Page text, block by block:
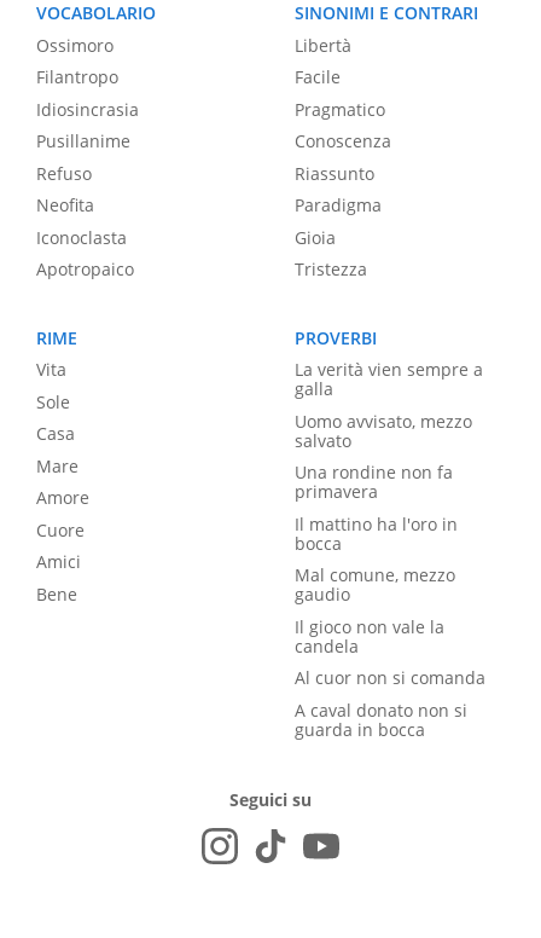
VOCABOLARIO
Ossimoro
Filantropo
Idiosincrasia
Pusillanime
Refuso
Neofita
Iconoclasta
Apotropaico
SINONIMI E CONTRARI
Libertà
Facile
Pragmatico
Conoscenza
Riassunto
Paradigma
Gioia
Tristezza
RIME
Vita
Sole
Casa
Mare
Amore
Cuore
Amici
Bene
PROVERBI
La verità vien sempre a
galla
Uomo avvisato, mezzo
salvato
Una rondine non fa
primavera
Il mattino ha l'oro in
bocca
Mal comune, mezzo
gaudio
Il gioco non vale la
candela
Al cuor non si comanda
A caval donato non si
guarda in bocca
Seguici su